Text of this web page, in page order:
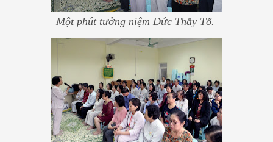
Một phút tưởng niệm Đức Thầy Tổ.